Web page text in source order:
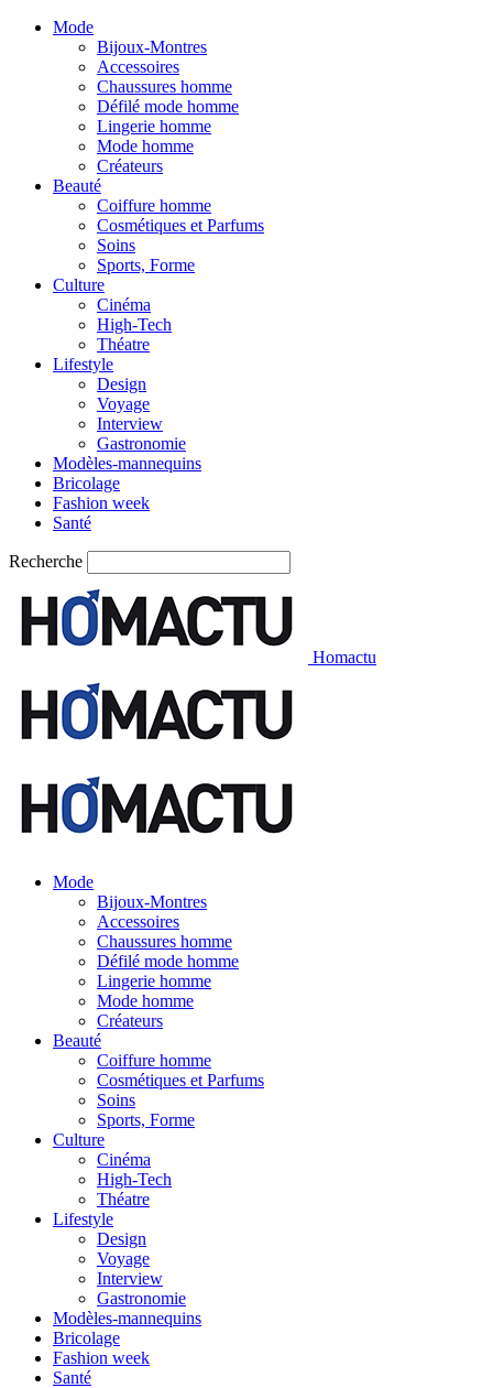
Mode
Bijoux-Montres
Accessoires
Chaussures homme
Défilé mode homme
Lingerie homme
Mode homme
Créateurs
Beauté
Coiffure homme
Cosmétiques et Parfums
Soins
Sports, Forme
Culture
Cinéma
High-Tech
Théatre
Lifestyle
Design
Voyage
Interview
Gastronomie
Modèles-mannequins
Bricolage
Fashion week
Santé
Recherche
Homactu
Mode
Bijoux-Montres
Accessoires
Chaussures homme
Défilé mode homme
Lingerie homme
Mode homme
Créateurs
Beauté
Coiffure homme
Cosmétiques et Parfums
Soins
Sports, Forme
Culture
Cinéma
High-Tech
Théatre
Lifestyle
Design
Voyage
Interview
Gastronomie
Modèles-mannequins
Bricolage
Fashion week
Santé